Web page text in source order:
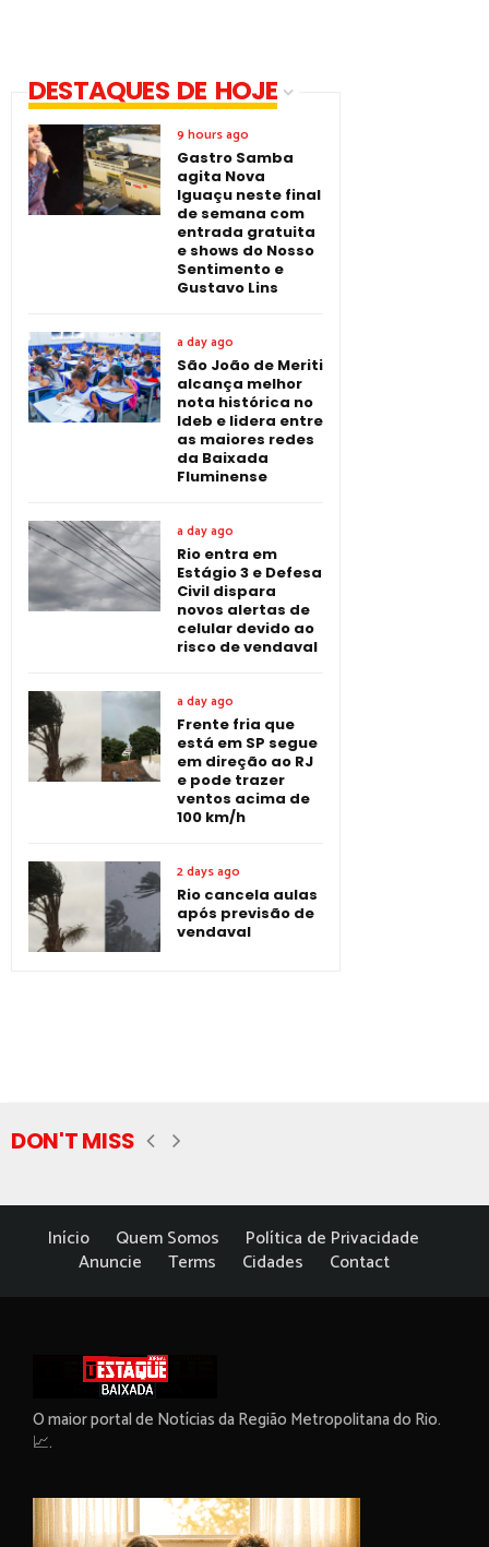
DESTAQUES DE HOJE
9 hours ago
Gastro Samba
agita Nova
Iguaçu neste final
de semana com
entrada gratuita
e shows do Nosso
Sentimento e
Gustavo Lins
a day ago
São João de Meriti
alcança melhor
nota histórica no
Ideb e lidera entre
as maiores redes
da Baixada
Fluminense
a day ago
Rio entra em
Estágio 3 e Defesa
Civil dispara
novos alertas de
celular devido ao
risco de vendaval
a day ago
Frente fria que
está em SP segue
em direção ao RJ
e pode trazer
ventos acima de
100 km/h
2 days ago
Rio cancela aulas
após previsão de
vendaval
DON'T MISS
Início Quem Somos
Política de Privacidade
Anuncie
Terms Cidades Contact
O maior portal de Notícias da Região Metropolitana do Rio.
📈.